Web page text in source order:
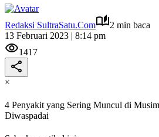
Redaksi SultraSatu.Com
2 min baca
13 Februari 2023 | 8:14 pm
1417
×
4 Penyakit yang Sering Muncul di
Diwaspadai